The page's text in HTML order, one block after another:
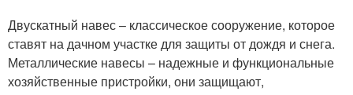
Двускатный навес – классическое сооружение, которое
ставят на дачном участке для защиты от дождя и снега.
Металлические навесы – надежные и функциональные
хозяйственные пристройки, они защищают,